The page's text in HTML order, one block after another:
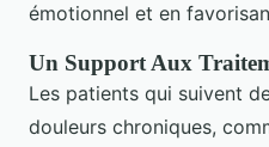
émotionnel et en
Un Support Aux
Les patients qui suivent
douleurs chroniques,